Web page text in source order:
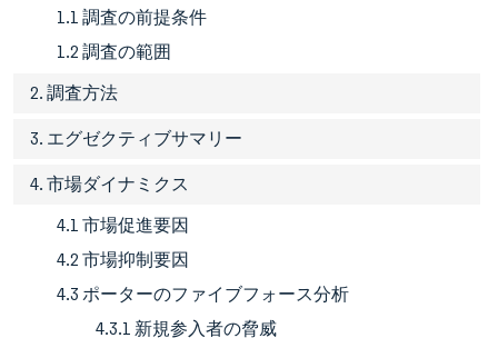
1.1 調査の前提条件
1.2 調査の範囲
2. 調査方法
3. エグゼクティブサマリー
4. 市場ダイナミクス
4.1 市場促進要因
4.2 市場抑制要因
4.3 ポーターのファイブフォース分析
4.3.1 新規参入者の脅威